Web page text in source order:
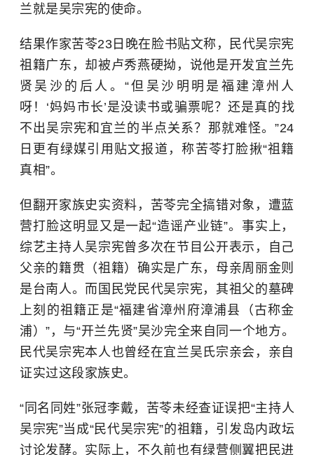
兰就是吴宗宪的使命。
结果作家苦苓23日晚在脸书贴文称，民代吴宗宪
祖籍广东，却被卢秀燕硬拗，说他是开发宜兰先
贤吴沙的后人。“但吴沙明明是福建漳州人
呀！‘妈妈市长’是没读书或骗票呢？还是真的找
不出吴宗宪和宜兰的半点关系？那就难怪。”24
日更有绿媒引用贴文报道，称苦苓打脸揪“祖籍
真相”。
但翻开家族史实资料，苦苓完全搞错对象，遭蓝
营打脸这明显又是一起“造谣产业链”。事实上，
综艺主持人吴宗宪曾多次在节目公开表示，自己
父亲的籍贯（祖籍）确实是广东，母亲周丽金则
是台南人。而国民党民代吴宗宪，其祖父的墓碑
上刻的祖籍正是“福建省漳州府漳浦县（古称金
浦）”，与“开兰先贤”吴沙完全来自同一个地方。
民代吴宗宪本人也曾经在宜兰吴氏宗亲会，亲自
证实过这段家族史。
“同名同姓”张冠李戴，苦苓未经查证误把“主持人
吴宗宪”当成“民代吴宗宪”的祖籍，引发岛内政坛
讨论发酵。实际上，不久前也有绿营侧翼把民进